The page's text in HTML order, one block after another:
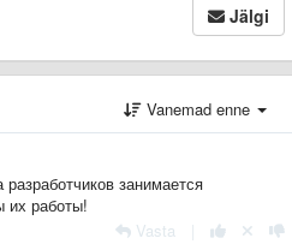
Jälgi
Vanemad enne
занимается
их работы!
Vasta